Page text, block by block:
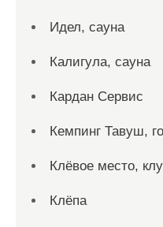
Идел, сауна
Калигула, сауна
Кардан Сервис
Кемпинг Тавуш,
Клёвое место,
Клёпа